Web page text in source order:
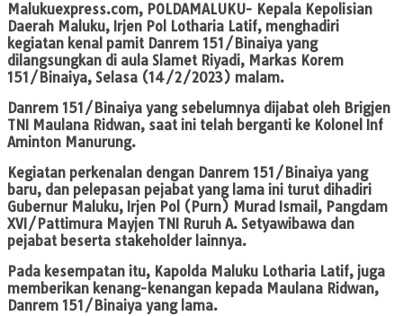
Malukuexpress.com, POLDAMALUKU- Kepala Kepolisian
Daerah Maluku, Irjen Pol Lotharia Latif, menghadiri
kegiatan kenal pamit Danrem 151/Binaiya yang
dilangsungkan di aula Slamet Riyadi, Markas Korem
151/Binaiya, Selasa (14/2/2023) malam.
Danrem 151/Binaiya yang sebelumnya dijabat oleh Brigjen
TNI Maulana Ridwan, saat ini telah berganti ke Kolonel Inf
Aminton Manurung.
Kegiatan perkenalan dengan Danrem 151/Binaiya yang
baru, dan pelepasan pejabat yang lama ini turut dihadiri
Gubernur Maluku, Irjen Pol (Purn) Murad Ismail, Pangdam
XVI/Pattimura Mayjen TNI Ruruh A. Setyawibawa dan
pejabat beserta stakeholder lainnya.
Pada kesempatan itu, Kapolda Maluku Lotharia Latif, juga
memberikan kenang-kenangan kepada Maulana Ridwan,
Danrem 151/Binaiya yang lama.